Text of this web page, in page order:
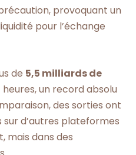
provoquant un
pour l’échange
de 5,5 milliards de
heures, un record absolu
des sorties ont
d’autres plateformes
mais dans des